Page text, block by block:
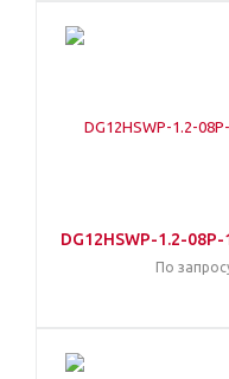
DG12HSWP-1.2-
По